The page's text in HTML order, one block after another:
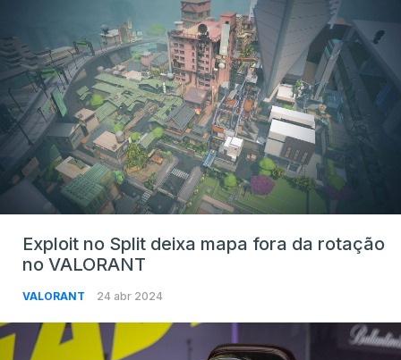
Exploit no Split deixa mapa fora da rotação
no VALORANT
VALORANT 24 abr 2024